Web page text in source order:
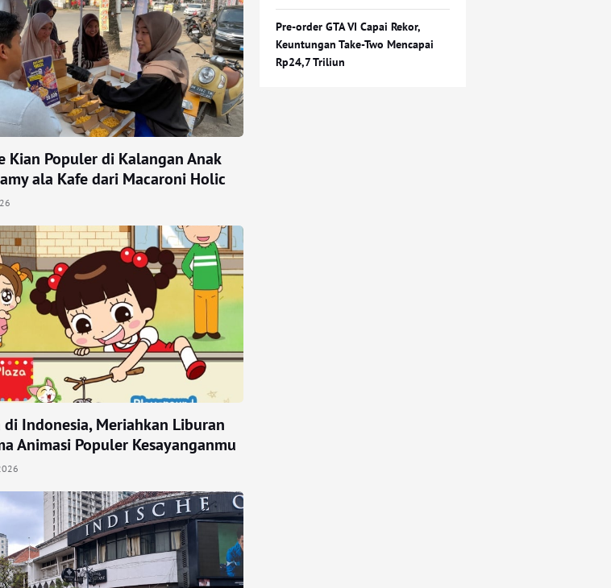
Kian Populer di Kalangan Anak
ala Kafe dari Macaroni Holic
di Indonesia, Meriahkan Liburan
Animasi Populer Kesayanganmu
Pre-order GTA VI Capai Rekor,
Keuntungan Take-Two Mencapai
Rp24,7 Triliun